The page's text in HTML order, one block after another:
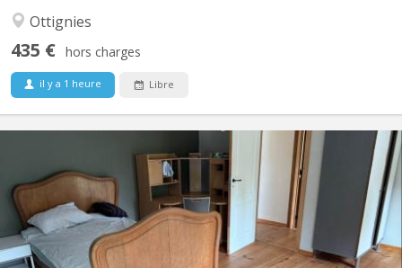
Ottignies
435 € hors charges
il y a 1 heure Libre
KV 2096
Des places se libèrent dans une colocation de choix à Vieusart !
🔸 Deux maisons mitoyennes (4p + 2p) 🔸 Emplacement
enchanteur à Vieux-Sart, dans le lieu-dit "la Place" 🔸 Cadre
bucolique, propice à de nombreuses balades 🔸 Cour orientée
sud 🔸 Bail annuel renouvelable 🔸 Chaque maison offre...